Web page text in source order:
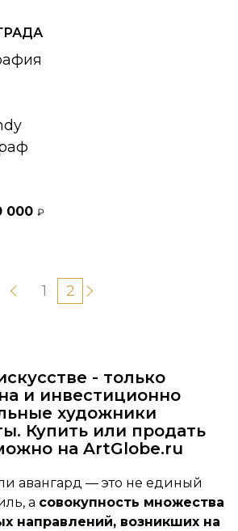
000 ₽
1 2
- только
и инвестиционно
художники
Купить или продать
на ArtGlobe.ru
авангард — это не единый
а совокупность множества
направлений, возникших на